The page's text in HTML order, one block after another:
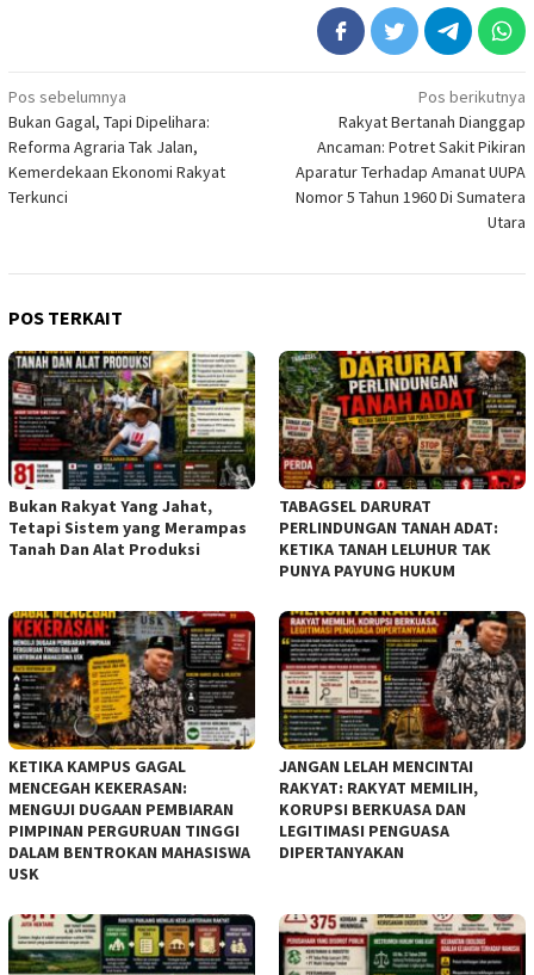
Navigasi
pos
Pos sebelumnya
Bukan Gagal, Tapi Dipelihara:
Reforma Agraria Tak Jalan,
Kemerdekaan Ekonomi Rakyat
Terkunci
Pos berikutnya
Rakyat Bertanah Dianggap
Ancaman: Potret Sakit Pikiran
Aparatur Terhadap Amanat UUPA
Nomor 5 Tahun 1960 Di Sumatera
Utara
POS TERKAIT
Bukan Rakyat Yang Jahat,
Tetapi Sistem yang Merampas
Tanah Dan Alat Produksi
TABAGSEL DARURAT
PERLINDUNGAN TANAH ADAT:
KETIKA TANAH LELUHUR TAK
PUNYA PAYUNG HUKUM
KETIKA KAMPUS GAGAL
MENCEGAH KEKERASAN:
MENGUJI DUGAAN PEMBIARAN
PIMPINAN PERGURUAN TINGGI
DALAM BENTROKAN MAHASISWA
USK
JANGAN LELAH MENCINTAI
RAKYAT: RAKYAT MEMILIH,
KORUPSI BERKUASA DAN
LEGITIMASI PENGUASA
DIPERTANYAKAN